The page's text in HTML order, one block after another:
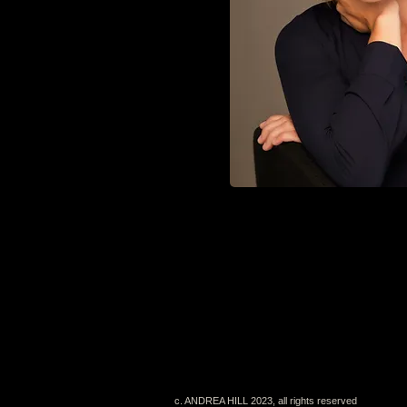
c. ANDREA HILL 2023, all rights reserved